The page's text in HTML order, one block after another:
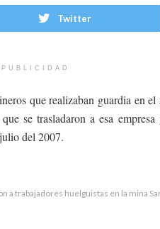
Twitter
PUBLICIDAD
que realizaban guardia en
se trasladaron a esa
del 2007.
a trabajadores huelguistas en la mina